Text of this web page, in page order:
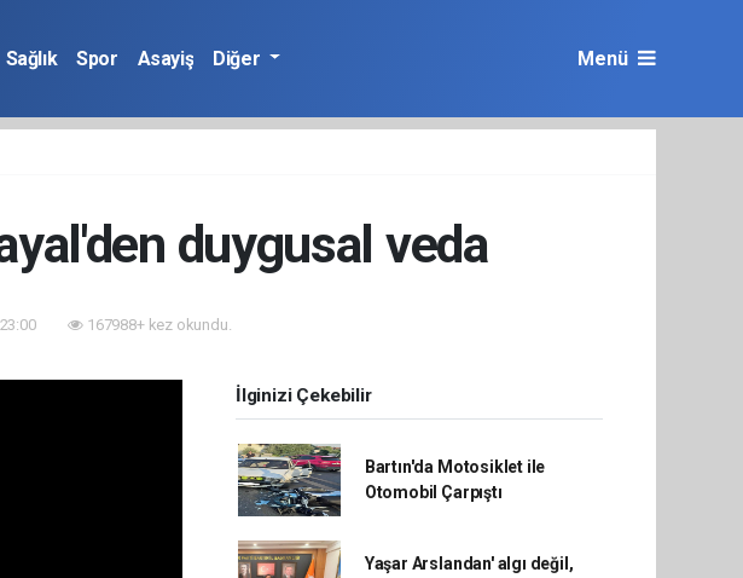
Sağlık Spor Asayiş Diğer Menü
duygusal veda
167988+ kez okundu.
İlginizi Çekebilir
Bartın'da Motosiklet ile
Otomobil Çarpıştı
Yaşar Arslandan' algı değil,